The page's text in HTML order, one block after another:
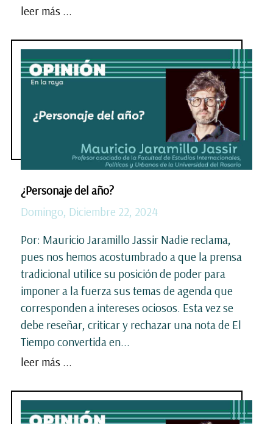
leer más ...
¿Personaje del año?
Domingo, Diciembre 22, 2024
Por: Mauricio Jaramillo Jassir Nadie reclama,
pues nos hemos acostumbrado a que la prensa
tradicional utilice su posición de poder para
imponer a la fuerza sus temas de agenda que
corresponden a intereses ociosos. Esta vez se
debe reseñar, criticar y rechazar una nota de El
Tiempo convertida en...
leer más ...